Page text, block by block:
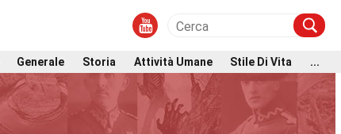
Generale Storia Attività Umane Stile Di Vita
...